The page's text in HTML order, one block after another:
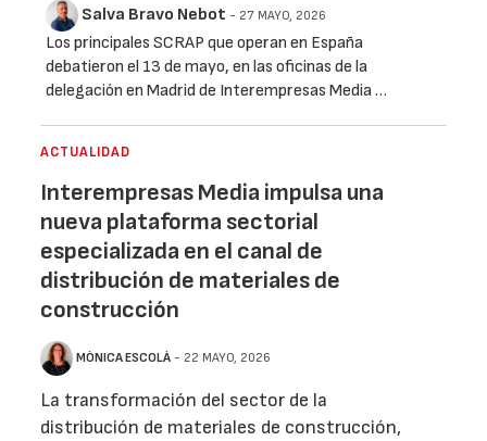
Salva Bravo Nebot - 27 MAYO, 2026
Los principales SCRAP que operan en España
debatieron el 13 de mayo, en las oficinas de la
delegación en Madrid de Interempresas Media …
ACTUALIDAD
Interempresas Media impulsa una
nueva plataforma sectorial
especializada en el canal de
distribución de materiales de
construcción
MÒNICA ESCOLÀ - 22 MAYO, 2026
La transformación del sector de la
distribución de materiales de construcción,